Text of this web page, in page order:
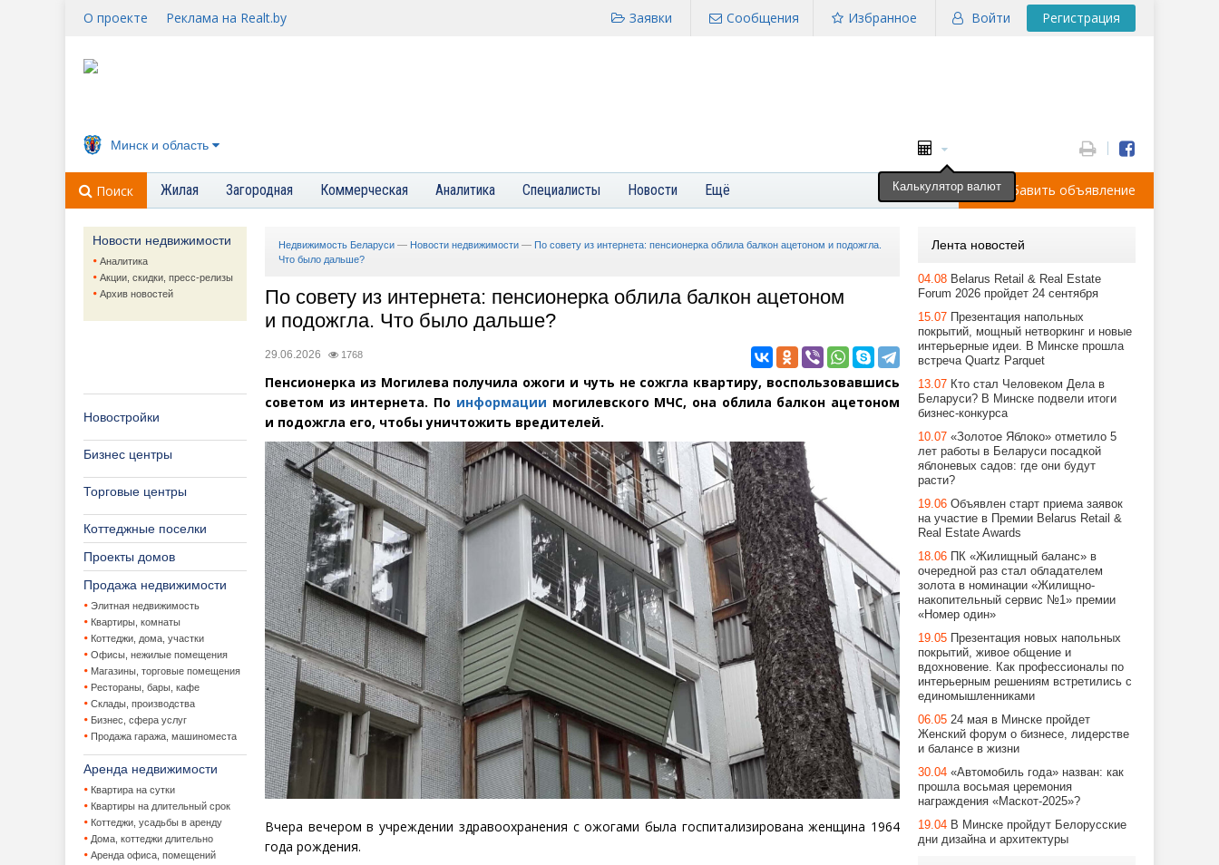
О проекте Реклама на Realt.by Войти Регистрация
Избранное
Сообщения
Заявки
Минск и область
Поиск Жилая Загородная Коммерческая Аналитика Специалисты Новости Ещё Добавить объявление
Новости недвижимости
Аналитика
Акции, скидки, пресс-релизы
Архив новостей
Новостройки
Бизнес центры
Торговые центры
Коттеджные поселки
Проекты домов
Продажа недвижимости
Элитная недвижимость
Квартиры, комнаты
Коттеджи, дома, участки
Офисы, нежилые помещения
Магазины, торговые помещения
Рестораны, бары, кафе
Склады, производства
Бизнес, сфера услуг
Продажа гаража, машиноместа
Аренда недвижимости
Квартира на сутки
Квартиры на длительный срок
Коттеджи, усадьбы в аренду
Дома, коттеджи длительно
Аренда офиса, помещений
Недвижимость Беларуси — Новости недвижимости — По совету из интернета: пенсионерка облила балкон ацетоном и подожгла.
Что было дальше?
По совету из интернета: пенсионерка облила балкон ацетоном
и подожгла. Что было дальше?
29.06.2026 1768
Пенсионерка из Могилева получила ожоги и чуть не сожгла квартиру, воспользовавшись
советом из интернета. По информации могилевского МЧС, она облила балкон ацетоном
и подожгла его, чтобы уничтожить вредителей.
Вчера вечером в учреждении здравоохранения с ожогами была госпитализирована женщина 1964
года рождения.
Лента новостей
04.08 Belarus Retail & Real Estate
Forum 2026 пройдет 24 сентября
15.07 Презентация напольных
покрытий, мощный нетворкинг и новые
интерьерные идеи. В Минске прошла
встреча Quartz Parquet
13.07 Кто стал Человеком Дела в
Беларуси? В Минске подвели итоги
бизнес-конкурса
10.07 «Золотое Яблоко» отметило 5
лет работы в Беларуси посадкой
яблоневых садов: где они будут
расти?
19.06 Объявлен старт приема заявок
на участие в Премии Belarus Retail &
Real Estate Awards
18.06 ПК «Жилищный баланс» в
очередной раз стал обладателем
золота в номинации «Жилищно-
накопительный сервис №1» премии
«Номер один»
19.05 Презентация новых напольных
покрытий, живое общение и
вдохновение. Как профессионалы по
интерьерным решениям встретились с
единомышленниками
06.05 24 мая в Минске пройдет
Женский форум о бизнесе, лидерстве
и балансе в жизни
30.04 «Автомобиль года» назван: как
прошла восьмая церемония
награждения «Маскот-2025»?
19.04 В Минске пройдут Белорусские
дни дизайна и архитектуры
Калькулятор валют